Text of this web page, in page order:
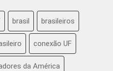
brasil brasileiros
conexão UF
da América